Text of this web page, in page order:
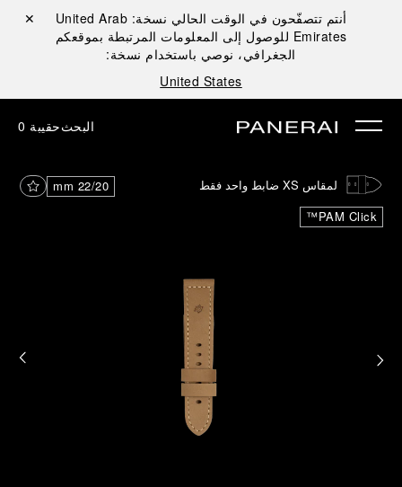
أنتم تتصفّحون في الوقت الحالي نسخة: United Arab
Emirates للوصول إلى المعلومات المرتبطة بموقعكم
الجغرافي، نوصي باستخدام نسخة:
United States
إغلاق ✕
البحثحقيبة 0
PAM Click™
22/20 mm لمقاس XS ضابط واحد فقط